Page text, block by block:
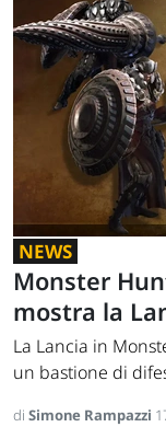
NEWS
Monster
mostra la
La Lancia in
un bastione di
di Simone Rampazzi